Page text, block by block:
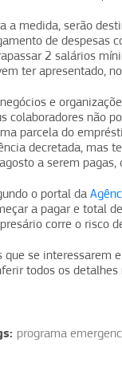
a medida, serão
de despesas
2 salários
ter apresentado,
e
colaboradores não
parcela do
decretada, mas
a serem
o portal da
a pagar e total
corre o risco
que se interessarem
todos os
programa